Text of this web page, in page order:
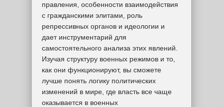
правления, особенности взаимодействия
с гражданскими элитами, роль
репрессивных органов и идеологии и
дает инструментарий для
самостоятельного анализа этих явлений.
Изучая структуру военных режимов и то,
как они функционируют, вы сможете
лучше понять логику политических
изменений в мире, где власть все чаще
оказывается в военных